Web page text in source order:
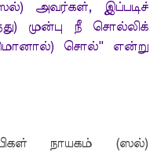
அவர்கள், இப்படிச்
முன்பு நீ சொல்லிக்
சொல்'' என்று
நாயகம் (ஸல்)